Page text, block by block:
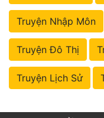
Truyện Nhập Môn
Truyện Đô Thị
Truyện Lịch Sử